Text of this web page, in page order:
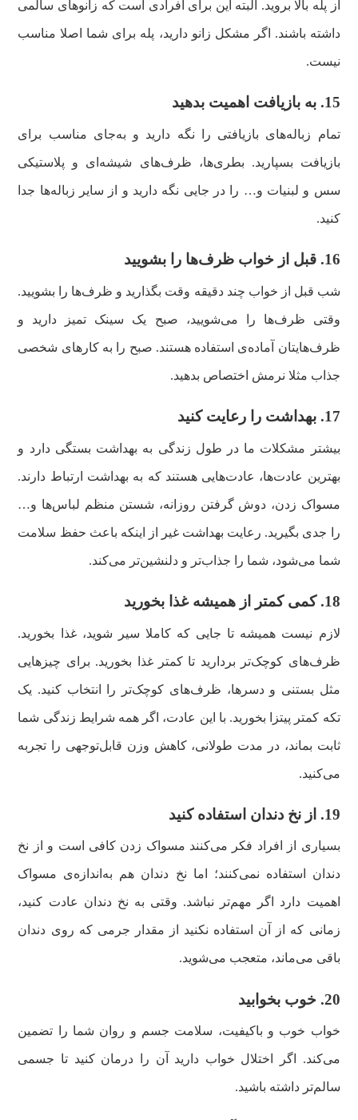
از پله بالا بروید. البته این برای افرادی است که زانوهای سالمی
داشته باشند. اگر مشکل زانو دارید، پله برای شما اصلا مناسب
نیست.
15. به بازیافت اهمیت بدهید
تمام زباله‌های بازیافتی را نگه دارید و به‌جای مناسب برای
بازیافت بسپارید. بطری‌ها، ظرف‌های شیشه‌ای و پلاستیکی
سس و لبنیات و… را در جایی نگه دارید و از سایر زباله‌ها جدا
کنید.
16. قبل از خواب ظرف‌ها را بشویید
شب قبل از خواب چند دقیقه وقت بگذارید و ظرف‌ها را بشویید.
وقتی ظرف‌ها را می‌شویید، صبح یک سینک تمیز دارید و
ظرف‌هایتان آماده‌ی استفاده هستند. صبح را به کارهای شخصی
جذاب مثلا نرمش اختصاص بدهید.
17. بهداشت را رعایت کنید
بیشتر مشکلات ما در طول زندگی به بهداشت بستگی دارد و
بهترین عادت‌ها، عادت‌هایی هستند که به بهداشت ارتباط دارند.
مسواک زدن، دوش گرفتن روزانه، شستن منظم لباس‌ها و…
را جدی بگیرید. رعایت بهداشت غیر از اینکه باعث حفظ سلامت
شما می‌شود، شما را جذاب‌تر و دلنشین‌تر می‌کند.
18. کمی کمتر از همیشه غذا بخورید
لازم نیست همیشه تا جایی که کاملا سیر شوید، غذا بخورید.
ظرف‌های کوچک‌تر بردارید تا کمتر غذا بخورید. برای چیزهایی
مثل بستنی و دسرها، ظرف‌های کوچک‌تر را انتخاب کنید. یک
تکه کمتر پیتزا بخورید. با این عادت، اگر همه شرایط زندگی شما
ثابت بماند، در مدت طولانی، کاهش وزن قابل‌توجهی را تجربه
می‌کنید.
19. از نخ دندان استفاده کنید
بسیاری از افراد فکر می‌کنند مسواک زدن کافی است و از نخ
دندان استفاده نمی‌کنند؛ اما نخ دندان هم به‌اندازه‌ی مسواک
اهمیت دارد اگر مهم‌تر نباشد. وقتی به نخ دندان عادت کنید،
زمانی که از آن استفاده نکنید از مقدار جرمی که روی دندان
باقی می‌ماند، متعجب می‌شوید.
20. خوب بخوابید
خواب خوب و باکیفیت، سلامت جسم و روان شما را تضمین
می‌کند. اگر اختلال خواب دارید آن را درمان کنید تا جسمی
سالم‌تر داشته باشید.